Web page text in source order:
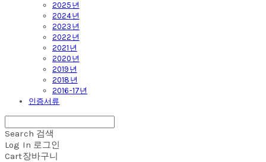
2025년
2024년
2023년
2022년
2021년
2020년
2019년
2018년
2016-17년
인증서류
Search 검색
Log In 로그인
Cart장바구니